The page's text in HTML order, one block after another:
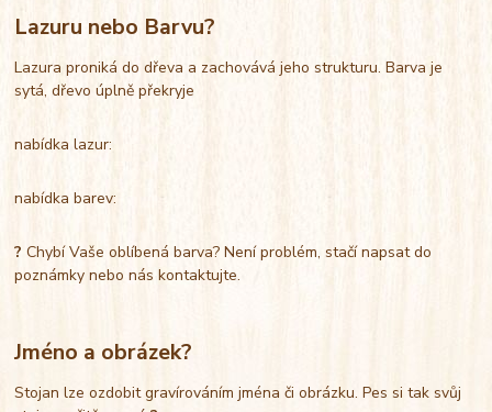
Lazuru nebo Barvu?
Lazura proniká do dřeva a zachovává jeho strukturu. Barva je
sytá, dřevo úplně překryje
nabídka lazur:
nabídka barev:
?Chybí Vaše oblíbená barva? Není problém, stačí napsat do
poznámky nebo nás kontaktujte.
Jméno a obrázek?
Stojan lze ozdobit gravírováním jména či obrázku. Pes si tak svůj